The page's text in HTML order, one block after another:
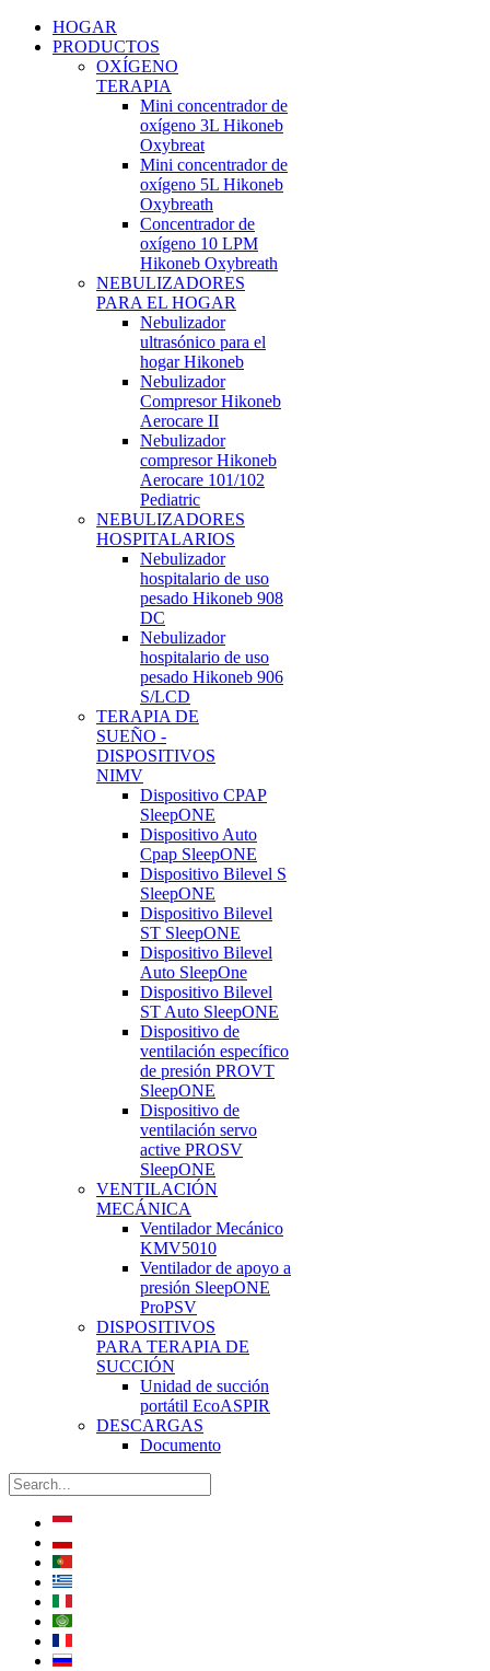
HOGAR
PRODUCTOS
OXÍGENO
TERAPIA
Mini concentrador de
oxígeno 3L Hikoneb
Oxybreat
Mini concentrador de
oxígeno 5L Hikoneb
Oxybreath
Concentrador de
oxígeno 10 LPM
Hikoneb Oxybreath
NEBULIZADORES
PARA EL HOGAR
Nebulizador
ultrasónico para el
hogar Hikoneb
Nebulizador
Compresor Hikoneb
Aerocare II
Nebulizador
compresor Hikoneb
Aerocare 101/102
Pediatric
NEBULIZADORES
HOSPITALARIOS
Nebulizador
hospitalario de uso
pesado Hikoneb 908
DC
Nebulizador
hospitalario de uso
pesado Hikoneb 906
S/LCD
TERAPIA DE
SUEÑO -
DISPOSITIVOS
NIMV
Dispositivo CPAP
SleepONE
Dispositivo Auto
Cpap SleepONE
Dispositivo Bilevel S
SleepONE
Dispositivo Bilevel
ST SleepONE
Dispositivo Bilevel
Auto SleepOne
Dispositivo Bilevel
ST Auto SleepONE
Dispositivo de
ventilación específico
de presión PROVT
SleepONE
Dispositivo de
ventilación servo
active PROSV
SleepONE
VENTILACIÓN
MECÁNICA
Ventilador Mecánico
KMV5010
Ventilador de apoyo a
presión SleepONE
ProPSV
DISPOSITIVOS
PARA TERAPIA DE
SUCCIÓN
Unidad de succión
portátil EcoASPIR
DESCARGAS
Documento